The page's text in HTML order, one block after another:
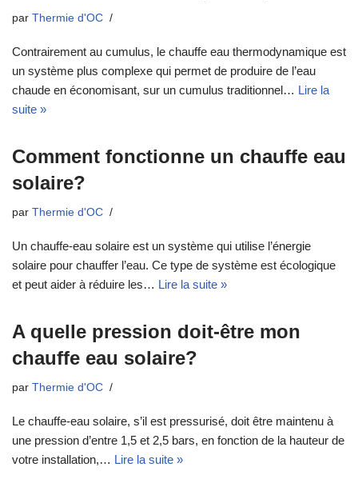
par Thermie d'OC
Contrairement au cumulus, le chauffe eau thermodynamique est
un système plus complexe qui permet de produire de l’eau
chaude en économisant, sur un cumulus traditionnel… Lire la
suite »
Comment fonctionne un chauffe eau
solaire?
par Thermie d'OC
Un chauffe-eau solaire est un système qui utilise l’énergie
solaire pour chauffer l’eau. Ce type de système est écologique
et peut aider à réduire les… Lire la suite »
A quelle pression doit-être mon
chauffe eau solaire?
par Thermie d'OC
Le chauffe-eau solaire, s’il est pressurisé, doit être maintenu à
une pression d’entre 1,5 et 2,5 bars, en fonction de la hauteur de
votre installation,… Lire la suite »